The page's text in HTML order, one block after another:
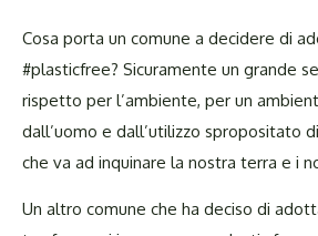
Cosa porta un comune a decidere di
#plasticfree? Sicuramente un grande
rispetto per l’ambiente, per un
dall’uomo e dall’utilizzo spropositato
che va ad inquinare la nostra terra e i
Un altro comune che ha deciso di